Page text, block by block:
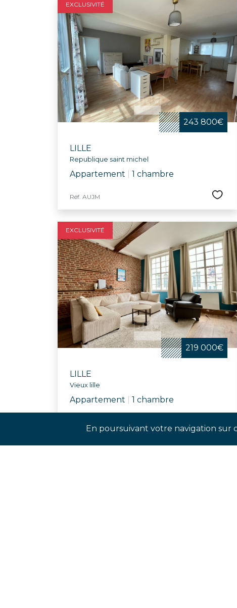
En poursuivant votre navigation sur
EXCLUSIVITÉ
243 800€
LILLE
Republique saint michel
Appartement 1 chambre
Réf. AUJM
EXCLUSIVITÉ
219 000€
LILLE
Vieux lille
Appartement 1 chambre